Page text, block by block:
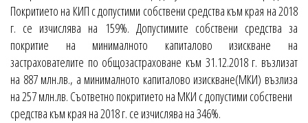
Покритието на КИП с допустими собствени средства към края на 2018
г. се изчислява на 159%. Допустимите собствени средства за
покритие на минималното капиталово изискване на
застрахователите по общозастраховане към 31.12.2018 г. възлизат
на 887 млн.лв., а минималното капиталово изискване(МКИ) възлиза
на 257 млн.лв. Съответно покритието на МКИ с допустими собствени
средства към края на 2018 г. се изчислява на 346%.